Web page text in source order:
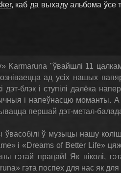
, каб да выхаду альбома ўсе
Karmaruna "ўвайшлі 11
ад усіх нашых
дэт-блэк і ступілі далёка
і напеўнасцю моманты. А
першай дэт-метал-
ў музыцы нашу
і «Dreams of Better Life»
гэтай працай! Як ніколі,
гэта поспех для нас як